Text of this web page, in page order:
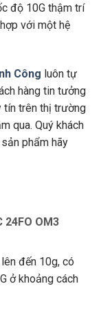
độ 10G thậm trí
với một hệ
Công luôn tự
hàng tin tưởng
tín trên thị trường
qua. Quý khách
phẩm hãy
24FO OM3
đến 10g, có
ở khoảng cách